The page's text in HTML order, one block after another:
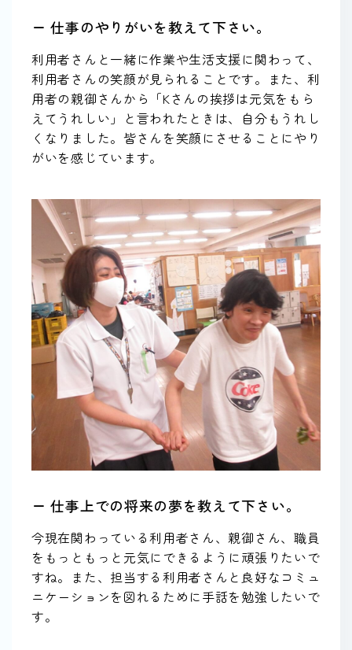
ー 仕事のやりがいを教えて下さい。
利用者さんと一緒に作業や生活支援に関わって、
利用者さんの笑顔が見られることです。また、利
用者の親御さんから「Kさんの挨拶は元気をもら
えてうれしい」と言われたときは、自分もうれし
くなりました。皆さんを笑顔にさせることにやり
がいを感じています。
ー 仕事上での将来の夢を教えて下さい。
今現在関わっている利用者さん、親御さん、職員
をもっともっと元気にできるように頑張りたいで
すね。また、担当する利用者さんと良好なコミュ
ニケーションを図れるために手話を勉強したいで
す。